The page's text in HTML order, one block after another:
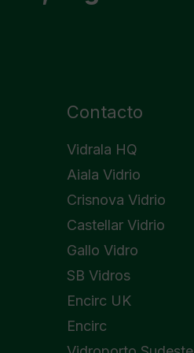
Contacto
Vidrala HQ
Aiala Vidrio
Crisnova Vidrio
Castellar Vidrio
Gallo Vidro
SB Vidros
Encirc UK
Encirc